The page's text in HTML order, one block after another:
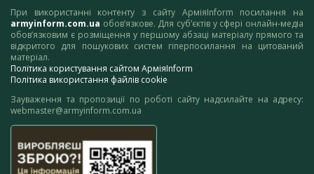
При використанні контенту з сайту АрміяInform посилання на
armyinform.com.ua обов’язкове. Для суб’єктів у сфері онлайн-медіа
обов’язковим є розміщення у першому абзаці матеріалу прямого та
відкритого для пошукових систем гіперпосилання на цитований
матеріал.
Політика користування сайтом АрміяInform
Політика використання файлів cookie
Зауваження та пропозиції по роботі сайту надсилайте на адресу:
webmaster@armyinform.com.ua